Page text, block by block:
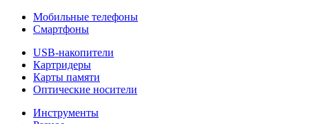
Мобильные телефоны
Смартфоны
USB-накопители
Картридеры
Карты памяти
Оптические носители
Инструменты